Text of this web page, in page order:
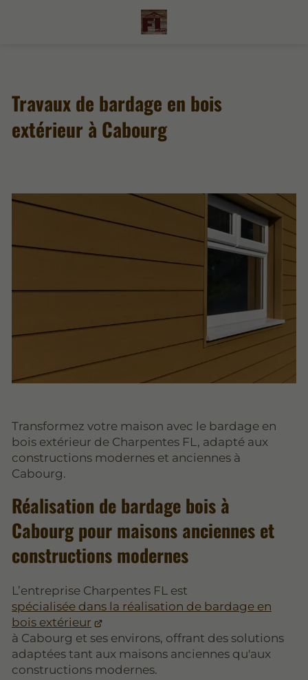
Travaux de bardage en bois
extérieur à Cabourg
Transformez votre maison avec le bardage en
bois extérieur de Charpentes FL, adapté aux
constructions modernes et anciennes à
Cabourg.
Réalisation de bardage bois à
Cabourg pour maisons anciennes et
constructions modernes
L’entreprise Charpentes FL est
spécialisée dans la réalisation de bardage en
bois extérieur
à Cabourg et ses environs, offrant des solutions
adaptées tant aux maisons anciennes qu'aux
constructions modernes.